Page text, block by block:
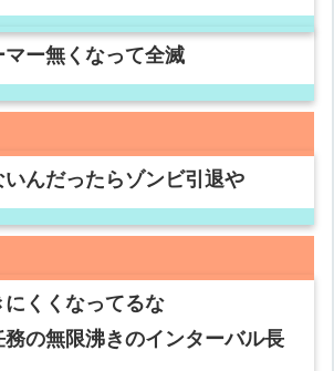
マー無くなって全滅
んだったらゾンビ引退や
くくなってるな
務の無限沸きのインターバル長